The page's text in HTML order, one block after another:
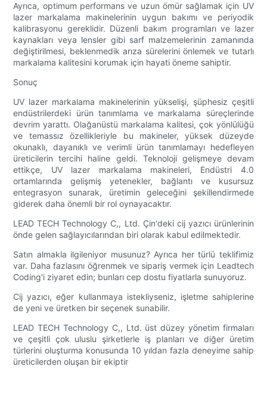
Ayrıca, optimum performans ve uzun ömür sağlamak için UV
lazer markalama makinelerinin uygun bakımı ve periyodik
kalibrasyonu gereklidir. Düzenli bakım programları ve lazer
kaynakları veya lensler gibi sarf malzemelerinin zamanında
değiştirilmesi, beklenmedik arıza sürelerini önlemek ve tutarlı
markalama kalitesini korumak için hayati öneme sahiptir.
Sonuç
UV lazer markalama makinelerinin yükselişi, şüphesiz çeşitli
endüstrilerdeki ürün tanımlama ve markalama süreçlerinde
devrim yarattı. Olağanüstü markalama kalitesi, çok yönlülüğü
ve temassız özellikleriyle bu makineler, yüksek düzeyde
okunaklı, dayanıklı ve verimli ürün tanımlamayı hedefleyen
üreticilerin tercihi haline geldi. Teknoloji gelişmeye devam
ettikçe, UV lazer markalama makineleri, Endüstri 4.0
ortamlarında gelişmiş yetenekler, bağlantı ve kusursuz
entegrasyon sunarak, üretimin geleceğini şekillendirmede
giderek daha önemli bir rol oynayacaktır.
LEAD TECH Technology C,, Ltd. Çin'deki cij yazıcı ürünlerinin
önde gelen sağlayıcılarından biri olarak kabul edilmektedir.
Satın almakla ilgileniyor musunuz? Ayrıca her türlü teklifimiz
var. Daha fazlasını öğrenmek ve sipariş vermek için Leadtech
Coding'i ziyaret edin; bunları cep dostu fiyatlarla sunuyoruz.
Cij yazıcı, eğer kullanmaya istekliyseniz, işletme sahiplerine
de yeni ve üretken bir seçenek sunabilir.
LEAD TECH Technology C,, Ltd. üst düzey yönetim firmaları
ve çeşitli çok uluslu şirketlerle iş planları ve diğer üretim
türlerini oluşturma konusunda 10 yıldan fazla deneyime sahip
üreticilerden oluşan bir ekiptir